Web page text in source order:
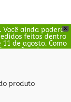
X
Você ainda poderá
feitos dentro
de agosto. Como
você pode usar o
0
€0.00